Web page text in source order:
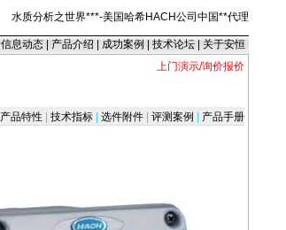
水质分析之世界***-美国哈希HACH公司中国**代理
信息动态 产品介绍 成功案例 技术论坛
关于安恒
上门演示/询价报价
产品特性 技术指标 选件附件 评测案例 产品手册